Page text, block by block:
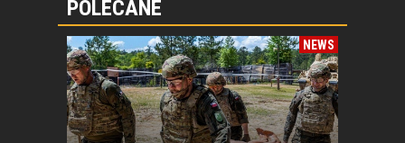
POLECANE
NEWS